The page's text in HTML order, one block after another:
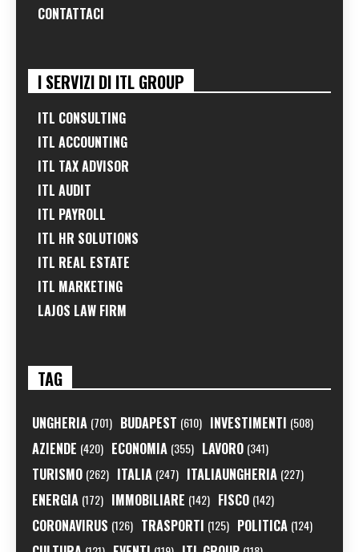
CONTATTACI
I SERVIZI DI ITL GROUP
ITL CONSULTING
ITL ACCOUNTING
ITL TAX ADVISOR
ITL AUDIT
ITL PAYROLL
ITL HR SOLUTIONS
ITL REAL ESTATE
ITL MARKETING
LAJOS LAW FIRM
TAG
UNGHERIA (701) BUDAPEST (610) INVESTIMENTI (508)
AZIENDE (420) ECONOMIA (355) LAVORO (341)
TURISMO (262) ITALIA (247) ITALIAUNGHERIA (227)
ENERGIA (172) IMMOBILIARE (142) FISCO (142)
CORONAVIRUS (126) TRASPORTI (125) POLITICA (124)